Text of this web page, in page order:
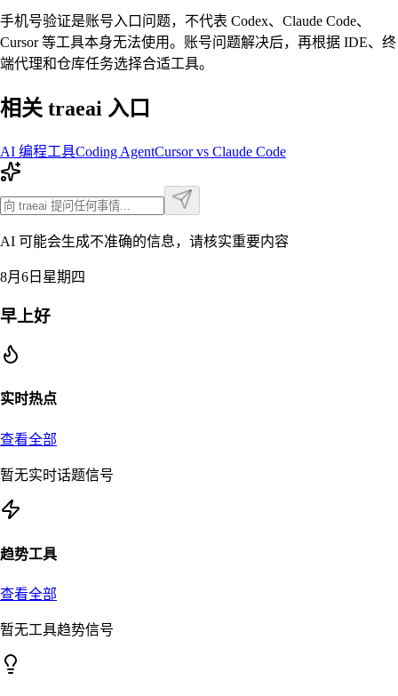
手机号验证是账号入口问题，不代表 Codex、Claude Code、
Cursor 等工具本身无法使用。账号问题解决后，再根据 IDE、终
端代理和仓库任务选择合适工具。
相关 traeai 入口
AI 编程工具Coding AgentCursor vs Claude Code
AI 可能会生成不准确的信息，请核实重要内容
8月6日星期四
早上好
实时热点
查看全部
暂无实时话题信号
趋势工具
查看全部
暂无工具趋势信号